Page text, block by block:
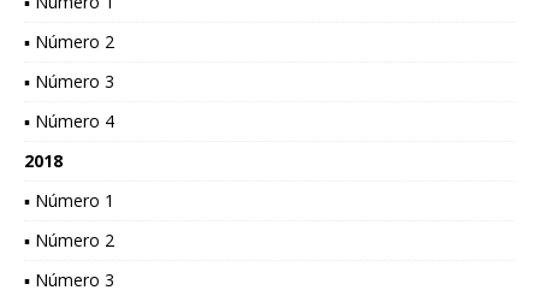
▪ Número 2
▪ Número 3
▪ Número 4
2018
▪ Número 1
▪ Número 2
▪ Número 3